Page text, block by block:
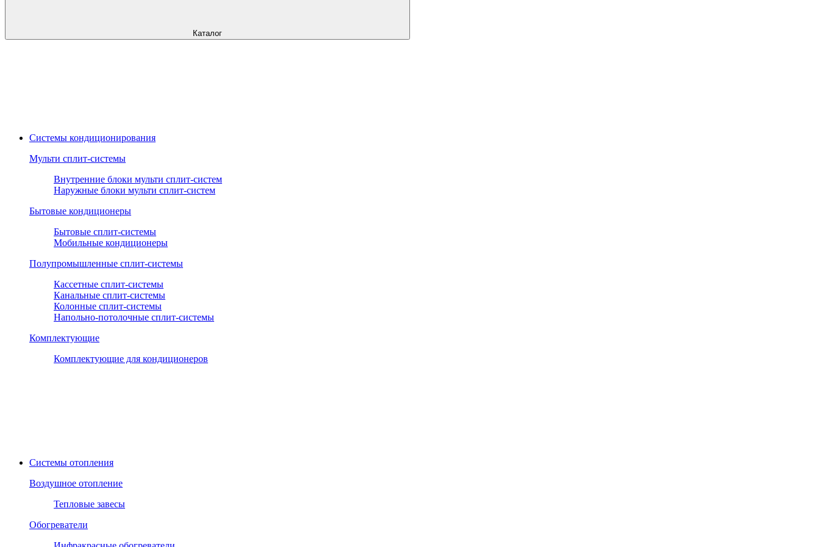
Каталог
Системы кондиционирования
Мульти сплит-системы
Внутренние блоки мульти сплит-систем
Наружные блоки мульти сплит-систем
Бытовые кондиционеры
Бытовые сплит-системы
Мобильные кондиционеры
Полупромышленные сплит-системы
Кассетные сплит-системы
Канальные сплит-системы
Колонные сплит-системы
Напольно-потолочные сплит-системы
Комплектующие
Комплектующие для кондиционеров
Системы отопления
Воздушное отопление
Тепловые завесы
Обогреватели